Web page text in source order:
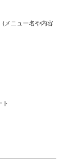
(メニュー名や内容
ト